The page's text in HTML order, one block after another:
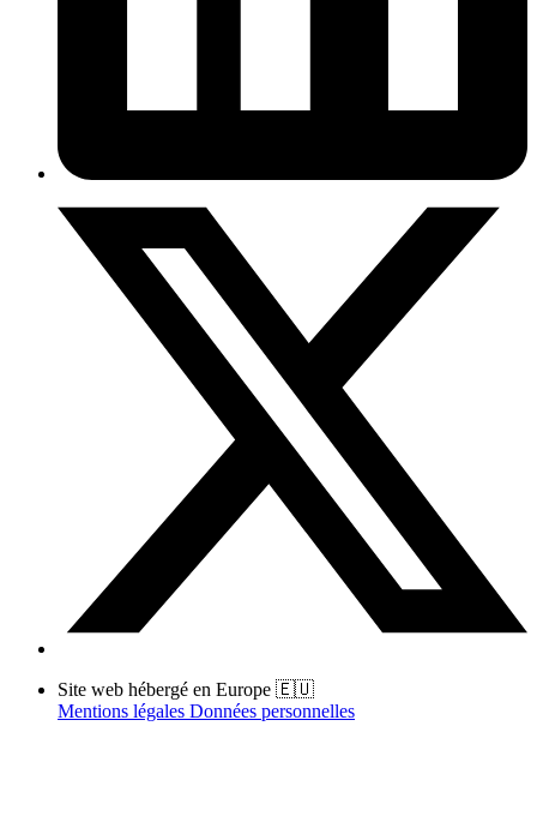
Site web hébergé en Europe 🇪🇺
Mentions légales Données personnelles